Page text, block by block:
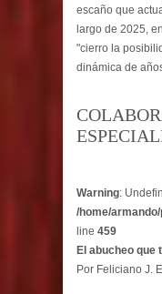
escaño que
largo de 2025,
"cierro la
dinámica de
Warning:
/home/
line 459
El abucheo que
Por Feliciano J.